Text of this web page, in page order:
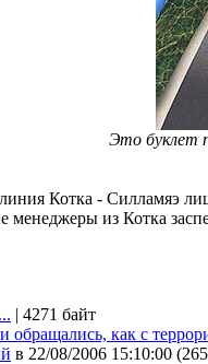
Это буклет
Котка - Силламяэ
менеджеры из Котка
| 4271 байт
обращались, как с
в 22/08/2006 15:10:00 (